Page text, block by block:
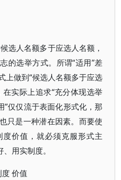
选人名额多于应选人名额，
的选举方式。所谓“适用”差
上做到“候选人名额多于应选
在实际上追求“充分体现选举
”仅仅流于表面化形式化，那
只是一种潜在因素。而要使
价值，就必须克服形式主
用实制度。
价值